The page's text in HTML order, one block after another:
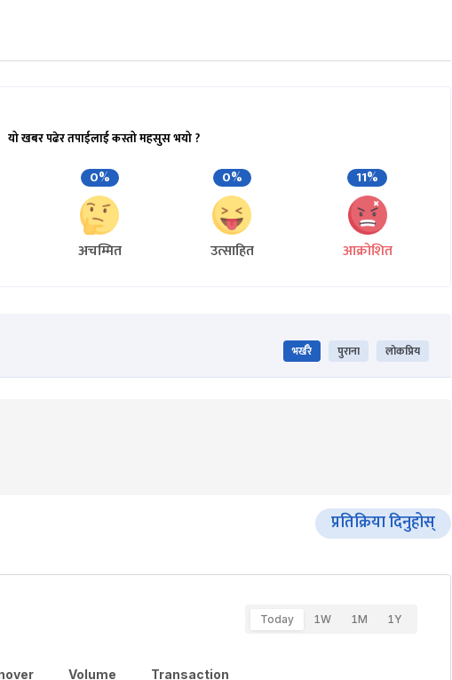
यो खबर पढेर तपाईलाई कस्तो महसुस भयो ?
0%
अचम्मित
0%
उत्साहित
11%
आक्रोशित
भर्खरै पुराना लोकप्रिय
प्रतिक्रिया दिनुहोस्